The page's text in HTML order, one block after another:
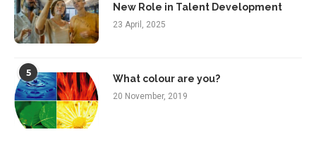
New Role in Talent Development
23 April, 2025
5
What colour are you?
20 November, 2019